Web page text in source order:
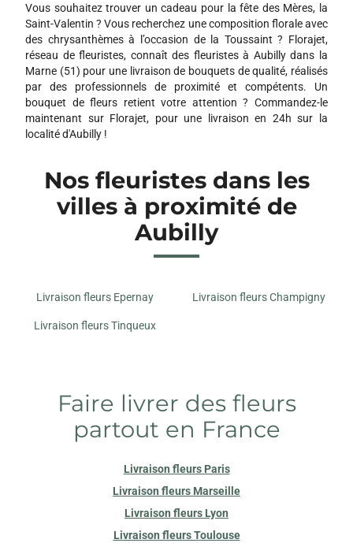
Vous souhaitez trouver un cadeau pour la fête des Mères, la
Saint-Valentin ? Vous recherchez une composition florale avec
des chrysanthèmes à l’occasion de la Toussaint ? Florajet,
réseau de fleuristes, connaît des fleuristes à Aubilly dans la
Marne (51) pour une livraison de bouquets de qualité, réalisés
par des professionnels de proximité et compétents. Un
bouquet de fleurs retient votre attention ? Commandez-le
maintenant sur Florajet, pour une livraison en 24h sur la
localité d'Aubilly !
Nos fleuristes dans les
villes à proximité de
Aubilly
Livraison fleurs Epernay Livraison fleurs Champigny
Livraison fleurs Tinqueux
Faire livrer des fleurs
partout en France
Livraison fleurs Paris
Livraison fleurs Marseille
Livraison fleurs Lyon
Livraison fleurs Toulouse